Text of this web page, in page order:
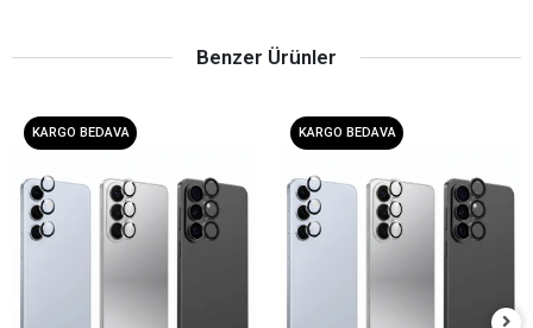
Benzer Ürünler
KARGO BEDAVA KARGO BEDAVA